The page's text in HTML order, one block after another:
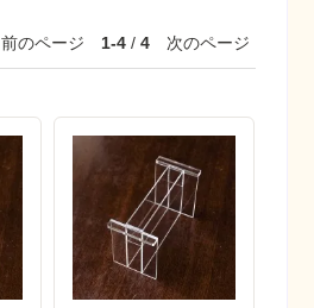
前のページ 1-4 / 4 次のページ